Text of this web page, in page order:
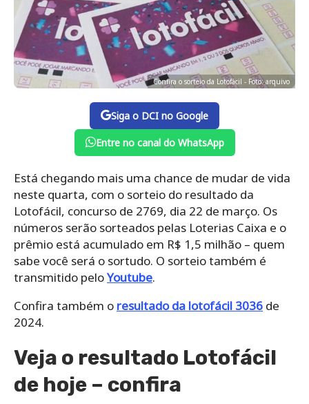
Confira o sorteio da Lotofácil - Foto: arquivo
Siga o DCI no Google
Entre no canal do WhatsApp
Está chegando mais uma chance de mudar de vida
neste quarta, com o sorteio do resultado da
Lotofácil, concurso de 2769, dia 22 de março. Os
números serão sorteados pelas Loterias Caixa e o
prêmio está acumulado em R$ 1,5 milhão – quem
sabe você será o sortudo. O sorteio também é
transmitido peloYoutube.
Confira também o resultado da lotofácil 3036 de
2024.
Veja o resultado Lotofácil
de hoje – confira